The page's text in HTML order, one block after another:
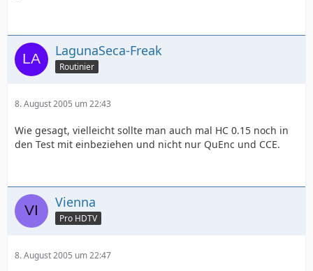
LagunaSeca-Freak
Routinier
8. August 2005 um 22:43
Wie gesagt, vielleicht sollte man auch mal HC 0.15 noch in
den Test mit einbeziehen und nicht nur QuEnc und CCE.
Vienna
Pro HDTV
8. August 2005 um 22:47